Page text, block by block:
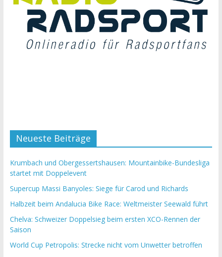
Neueste Beiträge
Krumbach und Obergessertshausen: Mountainbike-Bundesliga
startet mit Doppelevent
Supercup Massi Banyoles: Siege für Carod und Richards
Halbzeit beim Andalucia Bike Race: Weltmeister Seewald führt
Chelva: Schweizer Doppelsieg beim ersten XCO-Rennen der
Saison
World Cup Petropolis: Strecke nicht vom Unwetter betroffen